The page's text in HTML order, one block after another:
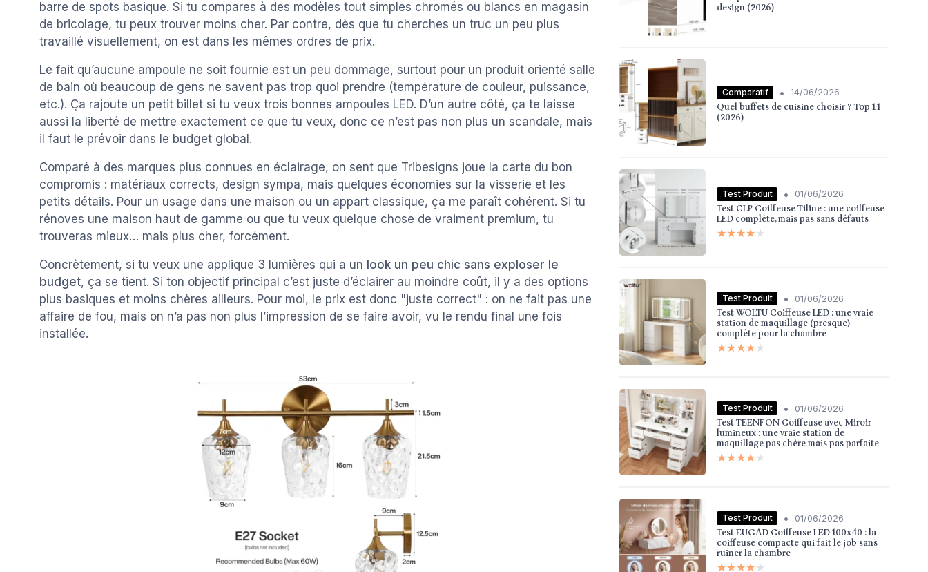
barre de spots basique. Si tu compares à des modèles tout simples chromés ou blancs en magasin
de bricolage, tu peux trouver moins cher. Par contre, dès que tu cherches un truc un peu plus
travaillé visuellement, on est dans les mêmes ordres de prix.
Le fait qu’aucune ampoule ne soit fournie est un peu dommage, surtout pour un produit orienté salle
de bain où beaucoup de gens ne savent pas trop quoi prendre (température de couleur, puissance,
etc.). Ça rajoute un petit billet si tu veux trois bonnes ampoules LED. D’un autre côté, ça te laisse
aussi la liberté de mettre exactement ce que tu veux, donc ce n’est pas non plus un scandale, mais
il faut le prévoir dans le budget global.
Comparé à des marques plus connues en éclairage, on sent que Tribesigns joue la carte du bon
compromis : matériaux corrects, design sympa, mais quelques économies sur la visserie et les
petits détails. Pour un usage dans une maison ou un appart classique, ça me paraît cohérent. Si tu
rénoves une maison haut de gamme ou que tu veux quelque chose de vraiment premium, tu
trouveras mieux… mais plus cher, forcément.
Concrètement, si tu veux une applique 3 lumières qui a un look un peu chic sans exploser le
budget, ça se tient. Si ton objectif principal c’est juste d’éclairer au moindre coût, il y a des options
plus basiques et moins chères ailleurs. Pour moi, le prix est donc "juste correct" : on ne fait pas une
affaire de fou, mais on n’a pas non plus l’impression de se faire avoir, vu le rendu final une fois
installée.
design (2026)
Comparatif • 14/06/2026
Quel buffets de cuisine choisir ? Top 11
(2026)
Test Produit • 01/06/2026
Test CLP Coiffeuse Tiline : une coiffeuse
LED complète, mais pas sans défauts
★★★★★
★★★★★
Test Produit • 01/06/2026
Test WOLTU Coiffeuse LED : une vraie
station de maquillage (presque)
complète pour la chambre
★★★★★
★★★★★
Test Produit • 01/06/2026
Test TEENFON Coiffeuse avec Miroir
lumineux : une vraie station de
maquillage pas chère mais pas parfaite
★★★★★
★★★★★
Test Produit • 01/06/2026
Test EUGAD Coiffeuse LED 100x40 : la
coiffeuse compacte qui fait le job sans
ruiner la chambre
★★★★★
★★★★★